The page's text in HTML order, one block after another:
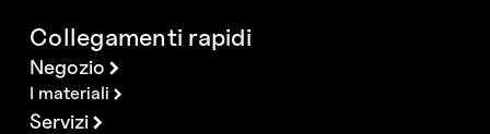
Collegamenti rapidi
Negozio
I materiali
Servizi